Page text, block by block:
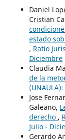
Daniel
Cristian
estado
, Ratio
Diciembre
Claudia
de la
Jose
Galeano,
derecho ,
Julio -
Gerardo